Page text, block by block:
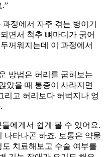
.”
정에서 자주 겪는 병이기
면서 척추 뼈마디가 굵어
꺼워지는데 이 과정에서
방법은 허리를 굽혀보는
았을 때 통증이 사라지면
리고 허리보다 허벅지나 엉
에게서 쉽게 볼 수 있어요.
나타나곤 하죠. 보통은 약물
치료해보고 수술 여부를